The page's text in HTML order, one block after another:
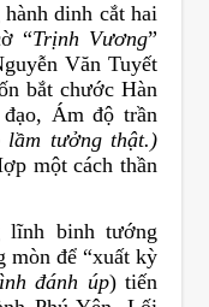
dinh cắt hai
“Trịnh Vương”
Văn Tuyết
bắt chước Hàn
Ám độ trần
lầm tưởng thật.)
một cách thần
lĩnh binh tướng
mòn để “xuất kỳ
đánh úp) tiến